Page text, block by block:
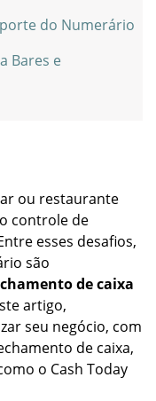
do Numerário
Bares e
ou restaurante
controle de
esses desafios,
são
de caixa
artigo,
seu negócio, com
de caixa,
o Cash Today